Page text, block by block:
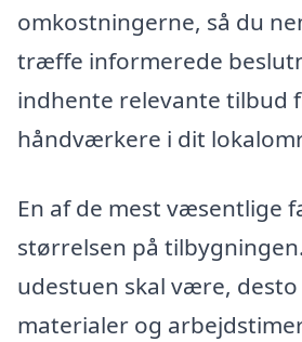
omkostningerne, så du
træffe informerede
indhente relevante tilbud
håndværkere i dit
En af de mest væsentlige
størrelsen på
udestuen skal være,
materialer og